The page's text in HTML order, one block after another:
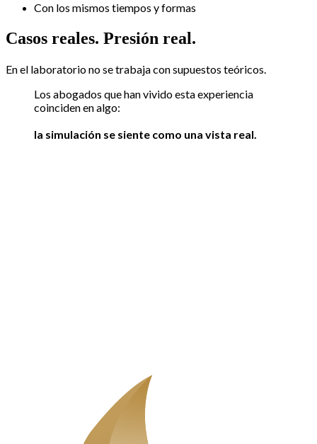
Con los mismos tiempos y formas
Casos reales. Presión real.
En el laboratorio no se trabaja con supuestos teóricos.
Los abogados que han vivido esta experiencia
coinciden en algo:
la simulación se siente como una vista real.